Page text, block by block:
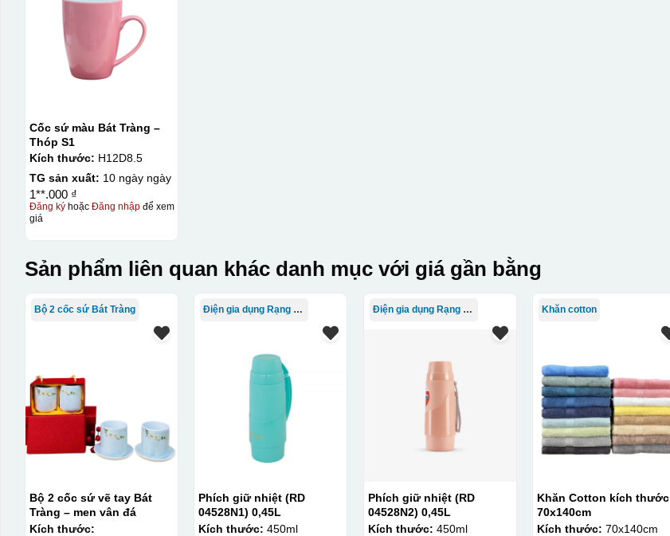
Cốc sứ màu Bát Tràng –
Thóp S1
Kích thước: H12D8.5
TG sản xuất: 10 ngày ngày
1**.000 ₫
Đăng kýhoặc Đăng nhậpđể xem
giá
Sản phẩm liên quan khác danh mục với giá gần bằng
Bộ 2 cốc sứ Bát Tràng
Bộ 2 cốc sứ vẽ tay Bát
Tràng – men vân đá
Kích thước:
Điện gia dụng Rạng Đông
Phích giữ nhiệt (RD
04528N1) 0,45L
Kích thước: 450ml
Điện gia dụng Rạng Đông
Phích giữ nhiệt (RD
04528N2) 0,45L
Kích thước: 450ml
Khăn cotton
Khăn Cotton kích thước
70x140cm
Kích thước: 70x140cm